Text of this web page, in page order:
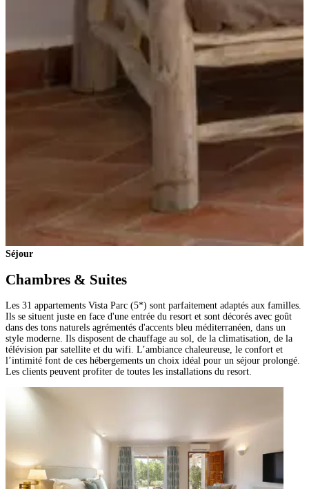
Séjour
Chambres & Suites
Les 31 appartements Vista Parc (5*) sont parfaitement adaptés aux familles.
Ils se situent juste en face d'une entrée du resort et sont décorés avec goût
dans des tons naturels agrémentés d'accents bleu méditerranéen, dans un
style moderne. Ils disposent de chauffage au sol, de la climatisation, de la
télévision par satellite et du wifi. L’ambiance chaleureuse, le confort et
l’intimité font de ces hébergements un choix idéal pour un séjour prolongé.
Les clients peuvent profiter de toutes les installations du resort.